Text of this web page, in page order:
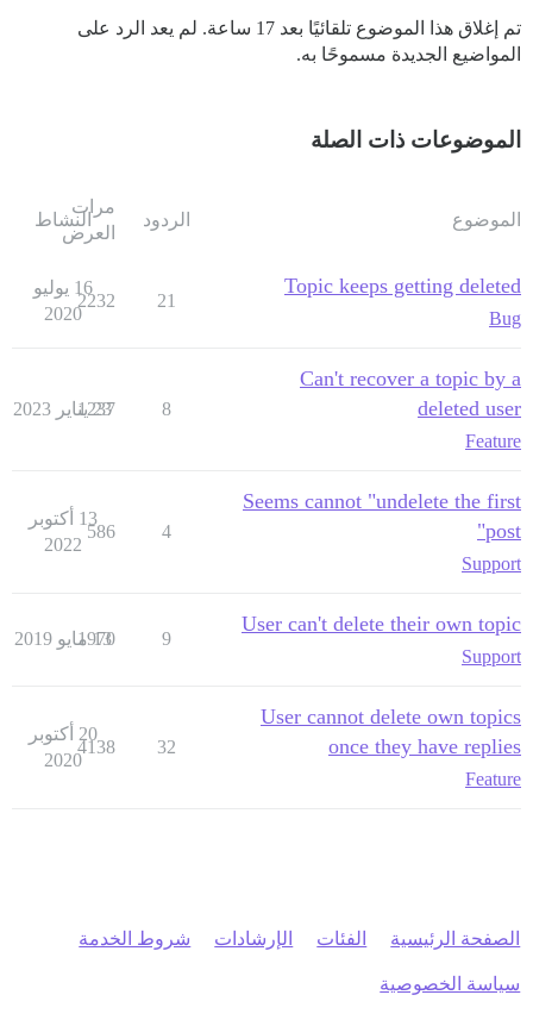
تم إغلاق هذا الموضوع تلقائيًا بعد 17 ساعة. لم يعد الرد على
المواضيع الجديدة مسموحًا به.
الموضوعات ذات الصلة
الموضوع الردود
مرات
العرض
النشاط
Topic keeps getting deleted
Bug
21
2232
16 يوليو
2020
Can't recover a topic by a
deleted user
Feature
8
1237
23 يناير 2023
Seems cannot "undelete the first
post"
Support
4
586
13 أكتوبر
2022
User can't delete their own topic
Support
9
1970
13 مايو 2019
User cannot delete own topics
once they have replies
Feature
32
4138
20 أكتوبر
2020
الصفحة الرئيسية الفئات الإرشادات شروط الخدمة
سياسة الخصوصية